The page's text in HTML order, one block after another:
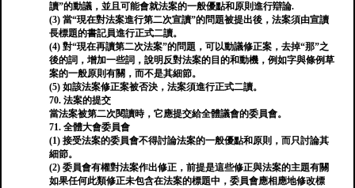
讀”的動議，並且可能會就法案的一般優點和原則進行辯論.
(3) 當“現在對法案進行第二次宣讀”的問題被提出後，法案須由宣讀
長標題的書記員進行正式二讀。
(4) 對“現在再讀第二次法案”的問題，可以動議修正案，去掉“那”之
後的詞，增加一些詞，說明反對法案的目的和動機，例如字與條例草
案的一般原則有關，而不是其細節。
(5) 如該法案修正案被否決，法案須進行正式二讀。
70. 法案的提交
當法案被第二次閱讀時，它應提交給全體議會的委員會。
71. 全體大會委員會
(1) 接受法案的委員會不得討論法案的一般優點和原則，而只討論其
細節。
(2) 委員會有權對法案作出修正，前提是這些修正與法案的主題有關
如果任何此類修正未包含在法案的標題中，委員會應相應地修改標